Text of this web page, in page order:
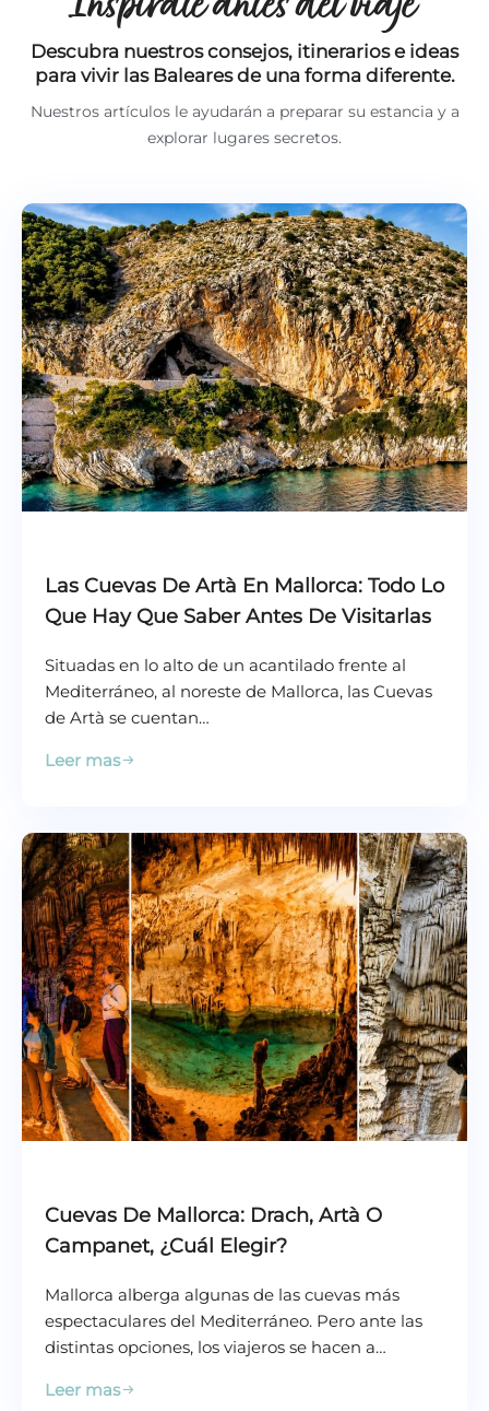
Descubra nuestros consejos, itinerarios e ideas
para vivir las Baleares de una forma diferente.
Nuestros artículos le ayudarán a preparar su estancia y a
explorar lugares secretos.
Las Cuevas De Artà En Mallorca: Todo Lo
Que Hay Que Saber Antes De Visitarlas
Situadas en lo alto de un acantilado frente al
Mediterráneo, al noreste de Mallorca, las Cuevas
de Artà se cuentan…
Leer mas
Cuevas De Mallorca: Drach, Artà O
Campanet, ¿cuál Elegir?
Mallorca alberga algunas de las cuevas más
espectaculares del Mediterráneo. Pero ante las
distintas opciones, los viajeros se hacen a…
Leer mas